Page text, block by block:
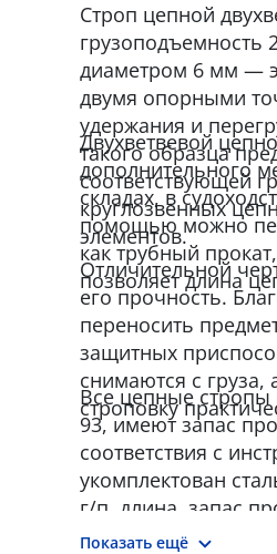
Строп цепной
грузоподъемность
диаметром 6 мм —
двумя опорными
удержания и
такого образца
соответствующей
круглозвенных
элементов.
Двухветвевой
дополнительного
складах, в
помощью можно
как трубный
позволяет длина
Отличительной
его прочность.
переносить
защитных
снимаются с груза,
строповку
Все цепные стропы
93, имеют запас
соответствия с
укомплектован
г/п, длина, запас
производителя.
Показать ещё